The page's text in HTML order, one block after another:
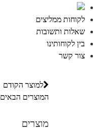
לקוחות ממליצים
שאלות ותשובות
בין לקוחותינו
צור קשר
למוצר הקודם
המוצרים הבאים
מוצרים